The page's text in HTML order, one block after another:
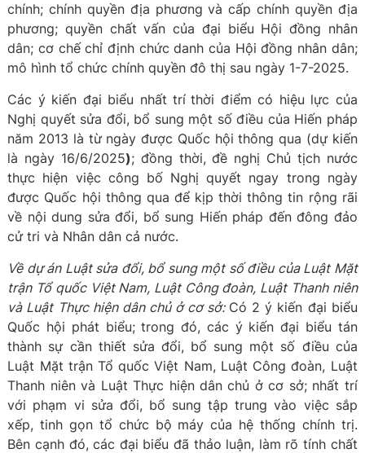
chính; chính quyền địa phương và cấp chính quyền địa
phương; quyền chất vấn của đại biểu Hội đồng nhân
dân; cơ chế chỉ định chức danh của Hội đồng nhân dân;
mô hình tổ chức chính quyền đô thị sau ngày 1-7-2025.
Các ý kiến đại biểu nhất trí thời điểm có hiệu lực của
Nghị quyết sửa đổi, bổ sung một số điều của Hiến pháp
năm 2013 là từ ngày được Quốc hội thông qua (dự kiến
là ngày 16/6/2025); đồng thời, đề nghị Chủ tịch nước
thực hiện việc công bố Nghị quyết ngay trong ngày
được Quốc hội thông qua để kịp thời thông tin rộng rãi
về nội dung sửa đổi, bổ sung Hiến pháp đến đông đảo
cử tri và Nhân dân cả nước.
Về dự án Luật sửa đổi, bổ sung một số điều của Luật Mặt
trận Tổ quốc Việt Nam, Luật Công đoàn, Luật Thanh niên
và Luật Thực hiện dân chủ ở cơ sở: Có 2 ý kiến đại biểu
Quốc hội phát biểu; trong đó, các ý kiến đại biểu tán
thành sự cần thiết sửa đổi, bổ sung một số điều của
Luật Mặt trận Tổ quốc Việt Nam, Luật Công đoàn, Luật
Thanh niên và Luật Thực hiện dân chủ ở cơ sở; nhất trí
với phạm vi sửa đổi, bổ sung tập trung vào việc sắp
xếp, tinh gọn tổ chức bộ máy của hệ thống chính trị.
Bên cạnh đó, các đại biểu đã thảo luận, làm rõ tính chất